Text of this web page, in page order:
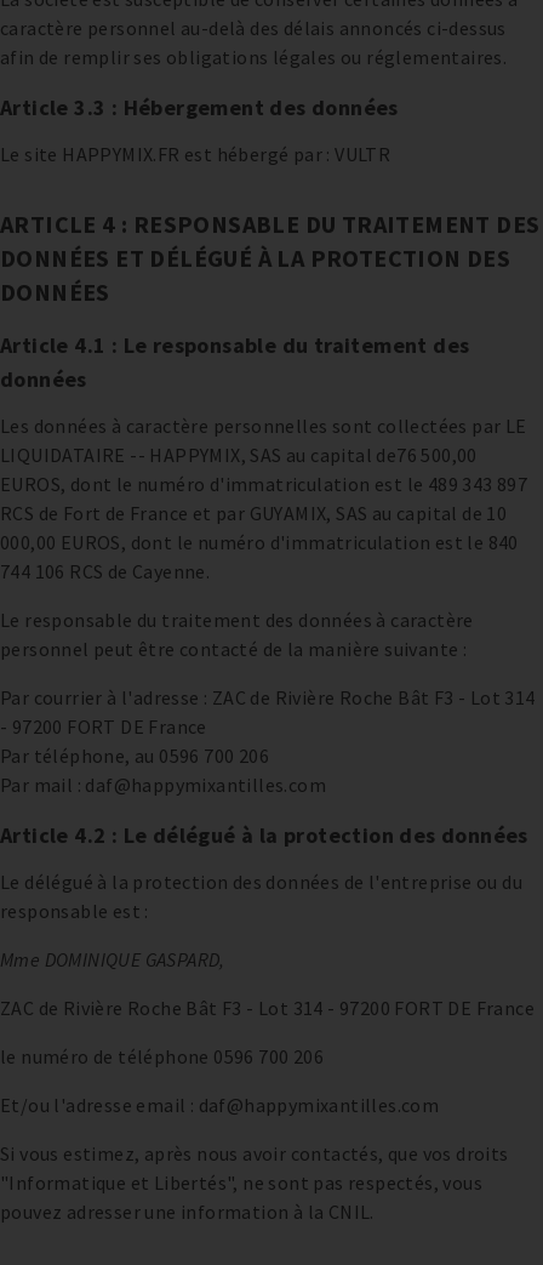
caractère personnel au-delà des délais annoncés ci-dessus
afin de remplir ses obligations légales ou réglementaires.
Article 3.3 : Hébergement des données
Le site HAPPYMIX.FR est hébergé par : VULTR
ARTICLE 4 : RESPONSABLE DU TRAITEMENT DES
DONNÉES ET DÉLÉGUÉ À LA PROTECTION DES
DONNÉES
Article 4.1 : Le responsable du traitement des
données
Les données à caractère personnelles sont collectées par LE
LIQUIDATAIRE -- HAPPYMIX, SAS au capital de76 500,00
EUROS, dont le numéro d'immatriculation est le 489 343 897
RCS de Fort de France et par GUYAMIX, SAS au capital de 10
000,00 EUROS, dont le numéro d'immatriculation est le 840
744 106 RCS de Cayenne.
Le responsable du traitement des données à caractère
personnel peut être contacté de la manière suivante :
Par courrier à l'adresse : ZAC de Rivière Roche Bât F3 - Lot 314
- 97200 FORT DE France
Par téléphone, au 0596 700 206
Par mail : daf@happymixantilles.com
Article 4.2 : Le délégué à la protection des données
Le délégué à la protection des données de l'entreprise ou du
responsable est :
Mme DOMINIQUE GASPARD,
ZAC de Rivière Roche Bât F3 - Lot 314 - 97200 FORT DE France
le numéro de téléphone 0596 700 206
Et/ou l'adresse email : daf@happymixantilles.com
Si vous estimez, après nous avoir contactés, que vos droits
"Informatique et Libertés", ne sont pas respectés, vous
pouvez adresser une information à la CNIL.